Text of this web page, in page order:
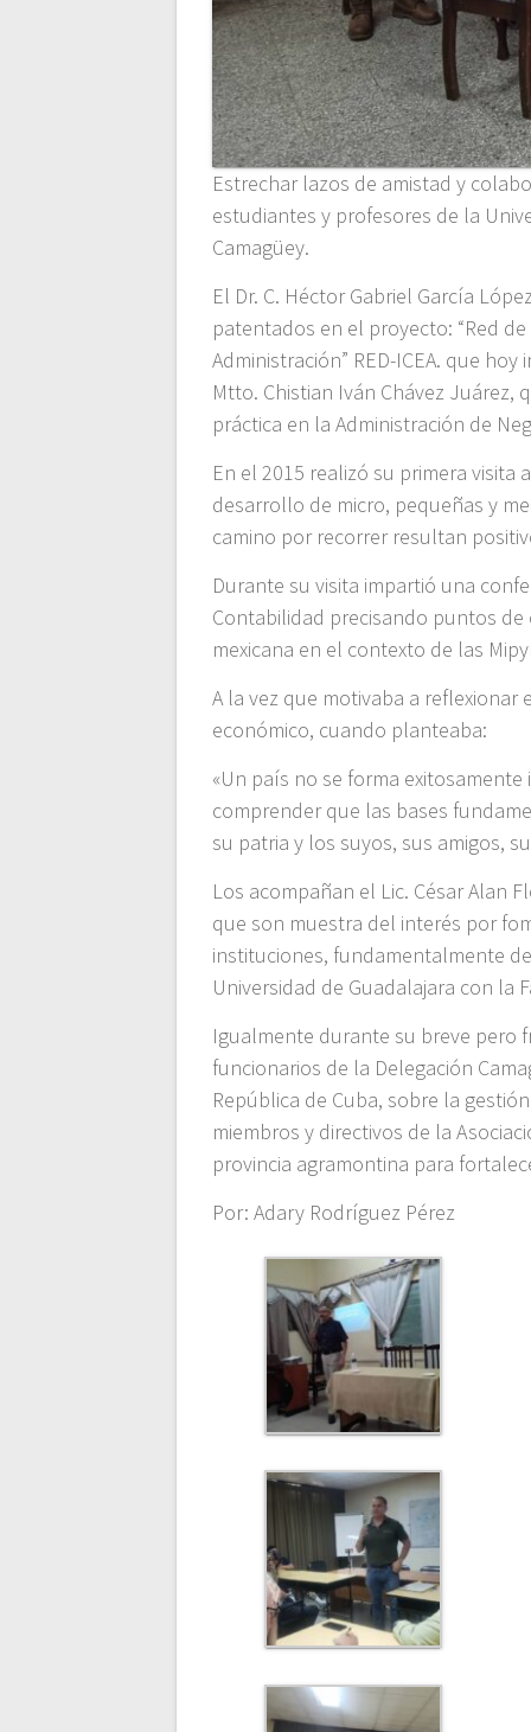
Estrechar lazos de amistad y
estudiantes y profesores de la
Camagüey.
El Dr. C. Héctor Gabriel García
patentados en el proyecto: “Red
Administración” RED-ICEA. que
Mtto. Chistian Iván Chávez
práctica en la Administración de
En el 2015 realizó su primera
desarrollo de micro, pequeñas y
camino por recorrer resultan
Durante su visita impartió una
Contabilidad precisando puntos
mexicana en el contexto de las
A la vez que motivaba a
económico, cuando planteaba:
«Un país no se forma
comprender que las bases
su patria y los suyos, sus amigos,
Los acompañan el Lic. César Alan
que son muestra del interés por
instituciones, fundamentalmente
Universidad de Guadalajara con la
Igualmente durante su breve pero
funcionarios de la Delegación
República de Cuba, sobre la
miembros y directivos de la
provincia agramontina para
Por: Adary Rodríguez Pérez